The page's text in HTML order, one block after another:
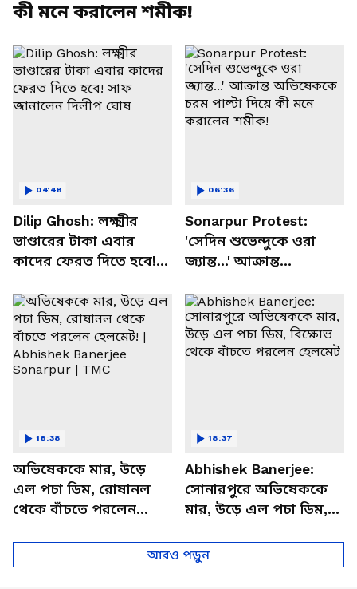
কী মনে করালেন শমীক!
Dilip Ghosh: লক্ষ্মীর
ভাণ্ডারের টাকা এবার
কাদের ফেরত দিতে হবে!
ঘোষ
04:48
Sonarpur Protest:
'সেদিন শুভেন্দুকে ওরা
জ্যান্ত...' আক্রান্ত
দিয়ে কী মনে করালেন
শমীক!
06:36
অভিষেককে মার, উড়ে
এল পচা ডিম, রোষানল
থেকে বাঁচতে পরলেন
Banerjee Sonarpur |
TMC
18:38
Abhishek Banerjee:
সোনারপুরে অভিষেককে
মার, উড়ে এল পচা ডিম,
পরলেন হেলমেট
18:37
আরও পড়ুন